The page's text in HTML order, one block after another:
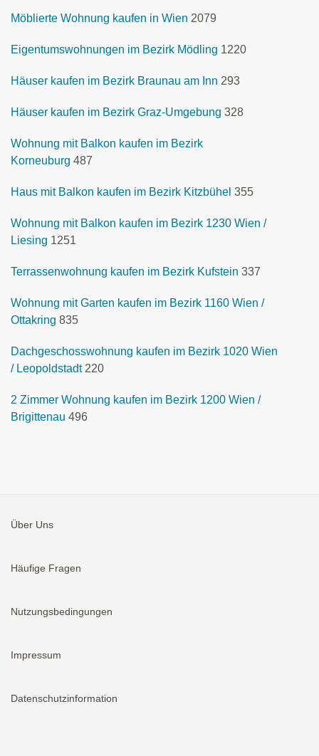
Möblierte Wohnung kaufen in Wien 2079
Eigentumswohnungen im Bezirk Mödling 1220
Häuser kaufen im Bezirk Braunau am Inn 293
Häuser kaufen im Bezirk Graz-Umgebung 328
Wohnung mit Balkon kaufen im Bezirk
Korneuburg 487
Haus mit Balkon kaufen im Bezirk Kitzbühel 355
Wohnung mit Balkon kaufen im Bezirk 1230 Wien /
Liesing 1251
Terrassenwohnung kaufen im Bezirk Kufstein 337
Wohnung mit Garten kaufen im Bezirk 1160 Wien /
Ottakring 835
Dachgeschosswohnung kaufen im Bezirk 1020 Wien
/ Leopoldstadt 220
2 Zimmer Wohnung kaufen im Bezirk 1200 Wien /
Brigittenau 496
Über Uns
Häufige Fragen
Nutzungsbedingungen
Impressum
Datenschutzinformation